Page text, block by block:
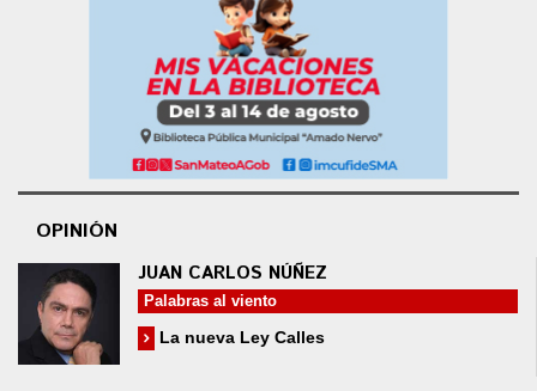
OPINIÓN
JUAN CARLOS NÚÑEZ
Palabras al viento
La nueva Ley Calles